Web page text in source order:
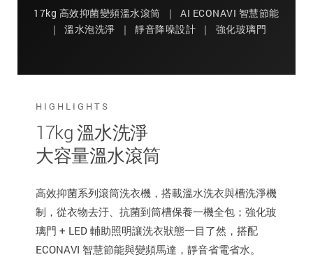
17kg 高效抑菌變頻溫水滾筒 ｜ AI ECONAVI 智慧節能
｜ 溫水泡洗淨 ｜ 靜音降噪設計 ｜ 強化玻璃門
HIGHLIGHTS
17kg 溫水洗淨
大容量溫水滾筒
高效抑菌系列滾筒洗衣機，搭載溫水洗衣與槽洗淨機
制，從衣物去汙、抗菌到筒槽保養一機全包；強化玻
璃門 + LED 輔助照明讓洗衣狀態一目了然，搭配
ECONAVI 智慧節能與變頻馬達，靜音省電省水。